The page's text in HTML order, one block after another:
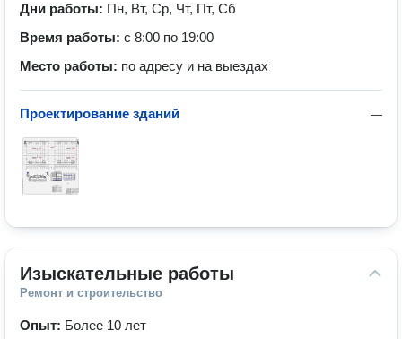
Дни работы: Пн, Вт, Ср, Чт, Пт, Сб
Время работы: с 8:00 по 19:00
Место работы: по адресу и на выездах
—
Проектирование зданий
Изыскательные работы
Ремонт и строительство
Опыт: Более 10 лет